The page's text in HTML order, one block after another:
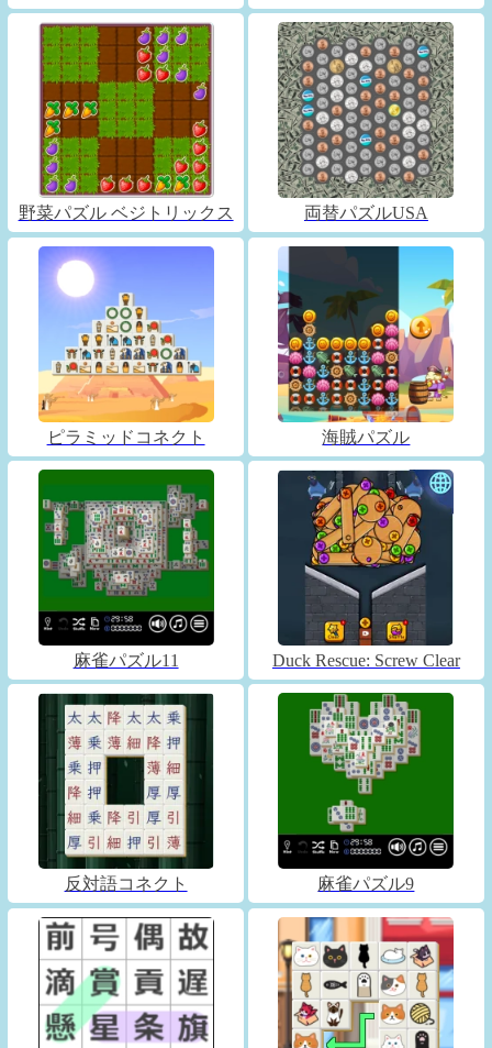
野菜パズル ベジトリックス 両替パズルUSA
ピラミッドコネクト 海賊パズル
麻雀パズル11 Duck Rescue: Screw Clear
反対語コネクト 麻雀パズル9